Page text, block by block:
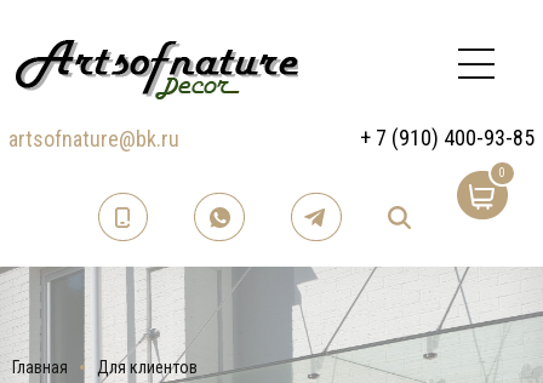
artsofnature@bk.ru + 7 (910) 400-93-85
0
Главная Для клиентов